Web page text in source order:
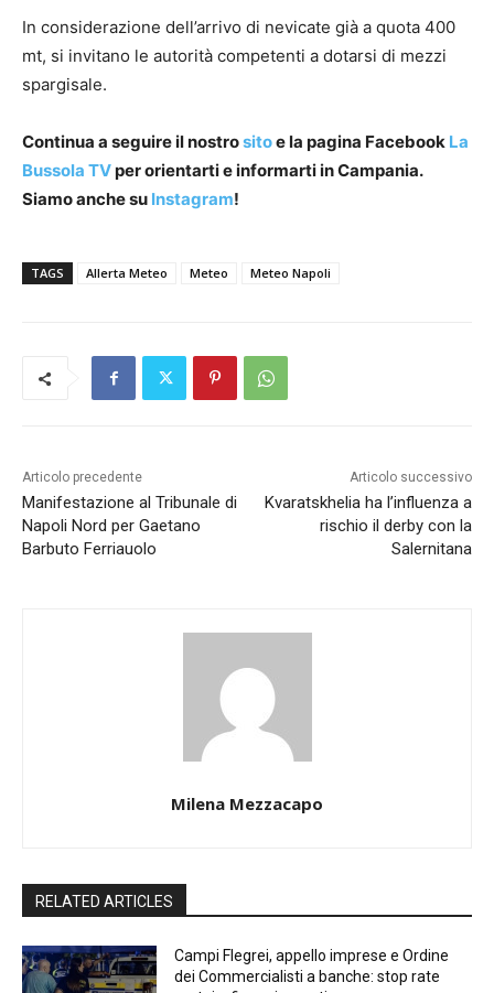
In considerazione dell’arrivo di nevicate già a quota 400
mt, si invitano le autorità competenti a dotarsi di mezzi
spargisale.
Continua a seguire il nostrositoe la pagina Facebook La
Bussola TVper orientarti e informarti in Campania.
Siamo anche su Instagram!
TAGS Allerta Meteo Meteo Meteo Napoli
Articolo precedente
Manifestazione al Tribunale di
Napoli Nord per Gaetano
Barbuto Ferriauolo
Articolo successivo
Kvaratskhelia ha l’influenza a
rischio il derby con la
Salernitana
Milena Mezzacapo
RELATED ARTICLES
Campi Flegrei, appello imprese e Ordine
dei Commercialisti a banche: stop rate